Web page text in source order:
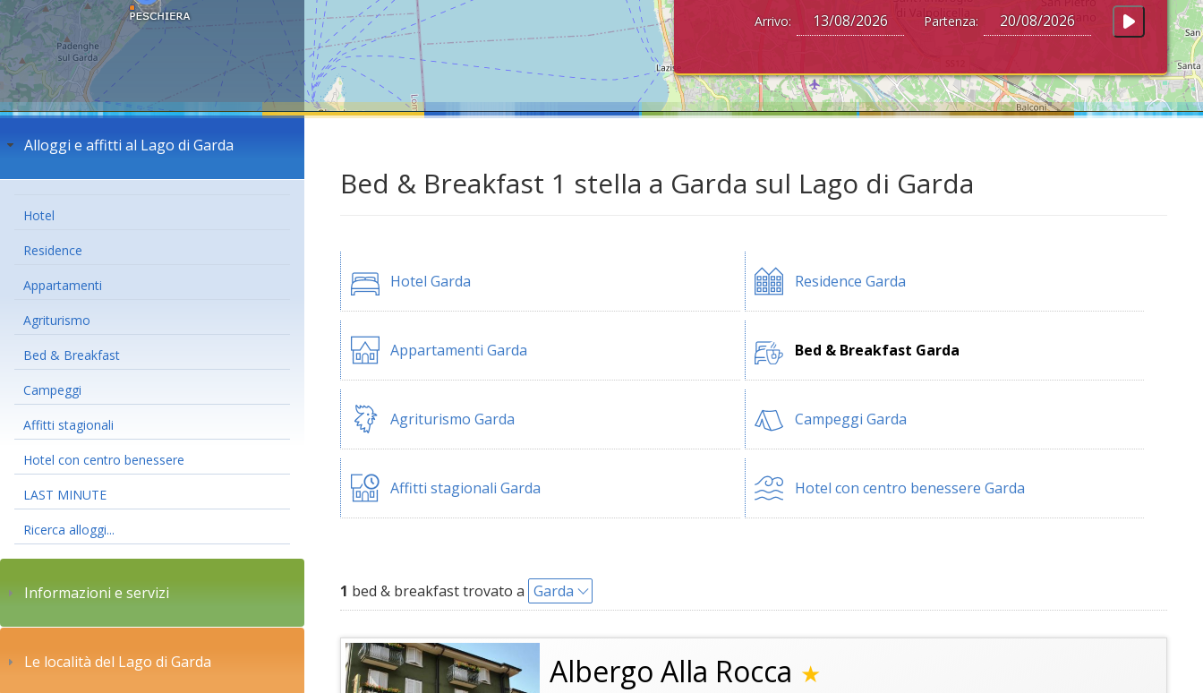
Arrivo: Partenza:
Alloggi e affitti al Lago di Garda
Hotel
Residence
Appartamenti
Agriturismo
Bed & Breakfast
Campeggi
Affitti stagionali
Hotel con centro benessere
LAST MINUTE
Ricerca alloggi...
Informazioni e servizi
Le località del Lago di Garda
Bed & Breakfast 1 stella a Garda sul Lago di Garda
Hotel Garda Residence Garda
Appartamenti Garda Bed & Breakfast Garda
Agriturismo Garda Campeggi Garda
Affitti stagionali Garda Hotel con centro benessere Garda
1 bed & breakfast trovato a Garda
Albergo Alla Rocca ★